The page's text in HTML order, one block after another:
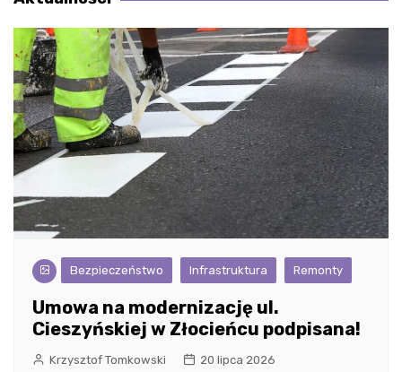
Bezpieczeństwo Infrastruktura Remonty
Umowa na modernizację ul.
Cieszyńskiej w Złocieńcu podpisana!
Krzysztof Tomkowski 20 lipca 2026